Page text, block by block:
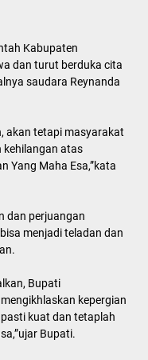
Kabupaten
dan turut berduka cita
saudara Reynanda
akan tetapi masyarakat
kehilangan atas
Yang Maha Esa,”kata